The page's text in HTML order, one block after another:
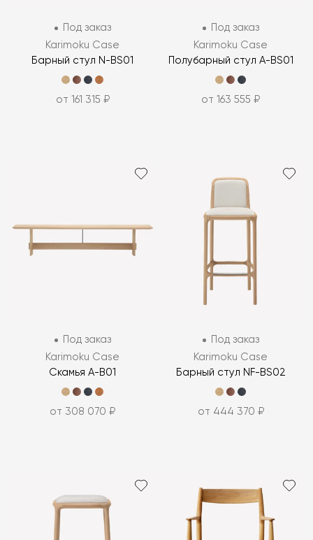
Под заказ
Karimoku Case
Барный стул N-BS01
от 161 315 ₽
Под заказ
Karimoku Case
Полубарный стул A-BS01
от 163 555 ₽
Под заказ
Karimoku Case
Скамья A-B01
от 308 070 ₽
Под заказ
Karimoku Case
Барный стул NF-BS02
от 444 370 ₽